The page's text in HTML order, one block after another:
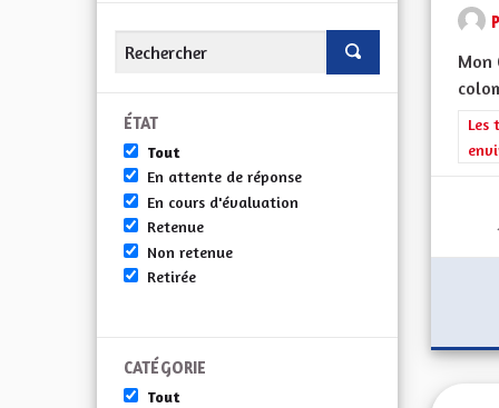
ÉTAT
Tout
En attente de réponse
En cours d'évaluation
Retenue
Non retenue
Retirée
CATÉGORIE
Tout
Mon
Les